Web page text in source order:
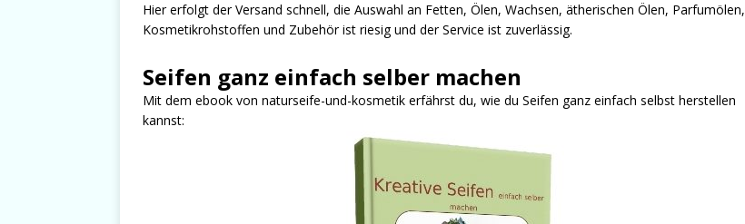
Hier erfolgt der Versand schnell, die Auswahl an Fetten, Ölen, Wachsen, ätherischen Ölen, Parfumölen,
Kosmetikrohstoffen und Zubehör ist riesig und der Service ist zuverlässig.
Seifen ganz einfach selber machen
Mit dem ebook von naturseife-und-kosmetik erfährst du, wie du Seifen ganz einfach selbst herstellen
kannst: